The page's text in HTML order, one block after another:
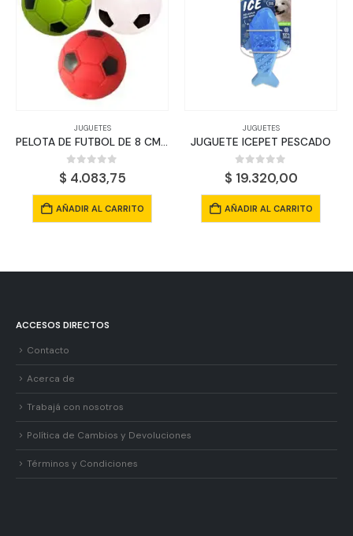
JUGUETES
PELOTA DE FUTBOL DE 8 CM C/CHIFLE
out of 5
$ 4.083,75
AÑADIR AL CARRITO
JUGUETES
JUGUETE ICEPET PESCADO
0out of 5
$ 19.320,00
AÑADIR AL CARRITO
ACCESOS DIRECTOS
Contacto
Acerca de
Trabajá con nosotros
Política de Cambios y Devoluciones
Términos y Condiciones